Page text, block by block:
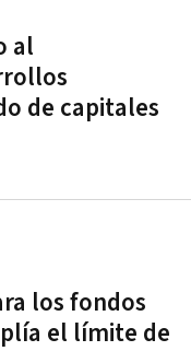
al
de capitales
los fondos
el límite de